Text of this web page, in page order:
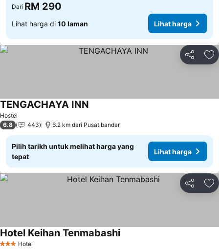
Dari RM 290
Lihat harga di 10 laman Lihat harga
Kongsi
Hostel
TENGACHAYA INN
6.8 443 6.2 km dari Pusat bandar
Pilih tarikh untuk melihat harga yang
tepat
Lihat harga
Kongsi
3 BintangHotel
Hotel Keihan Tenmabashi